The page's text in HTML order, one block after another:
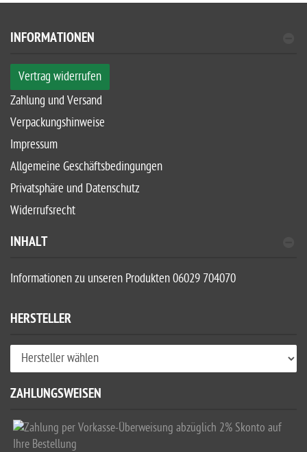
INFORMATIONEN
Vertrag widerrufen
Zahlung und Versand
Verpackungshinweise
Impressum
Allgemeine Geschäftsbedingungen
Privatsphäre und Datenschutz
Widerrufsrecht
INHALT
Informationen zu unseren Produkten 06029 704070
HERSTELLER
ZAHLUNGSWEISEN